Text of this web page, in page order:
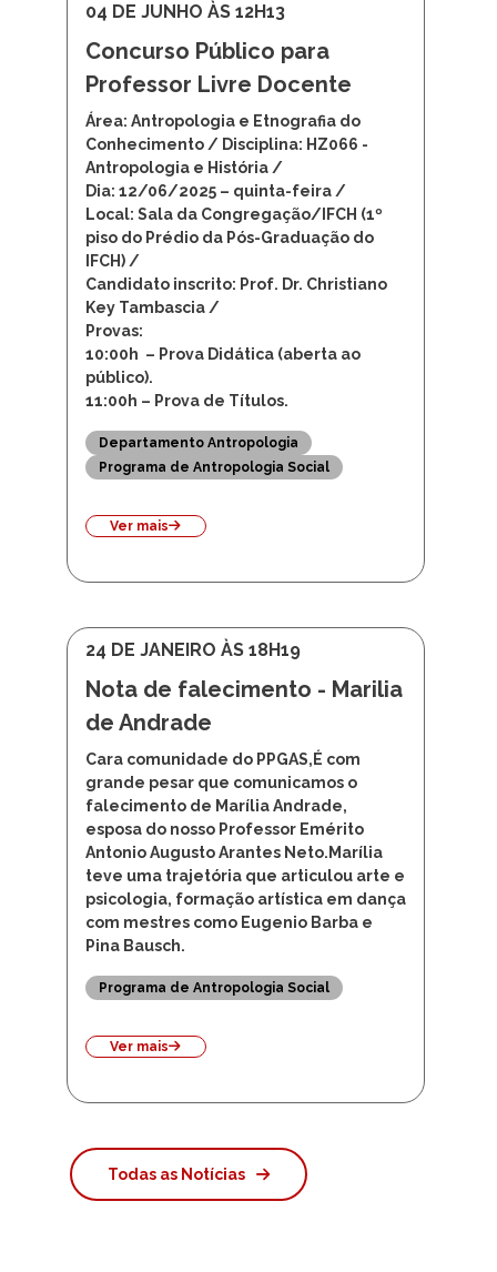
Professor Livre Docente
Área: Antropologia e Etnografia do
Conhecimento / Disciplina: HZ066 -
Dia: 12/06/2025 – quinta-feira /
Local: Sala da Congregação/IFCH (1º
piso do Prédio da Pós-Graduação do
IFCH) /
Candidato inscrito: Prof. Dr. Christiano
Key Tambascia /
Provas:
10:00h – Prova Didática (aberta ao
público).
11:00h – Prova de Títulos.
Departamento Antropologia
Programa de Antropologia Social
Ver mais
24 DE JANEIRO ÀS 18H19
Nota de falecimento - Marilia
de Andrade
Cara comunidade do PPGAS,É com
grande pesar que comunicamos o
esposa do nosso Professor Emérito
Antonio Augusto Arantes Neto.Marília
teve uma trajetória que articulou arte e
psicologia, formação artística em dança
com mestres como Eugenio Barba e
Pina Bausch.
Programa de Antropologia Social
Ver mais
Todas as Notícias